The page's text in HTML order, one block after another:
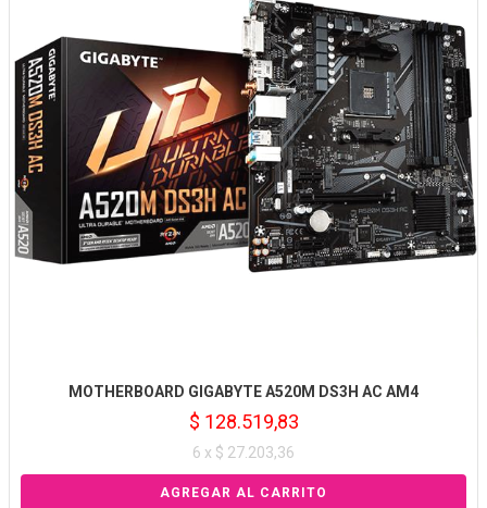
MOTHERBOARD GIGABYTE A520M DS3H AC AM4
$ 128.519,83
6 x $ 27.203,36